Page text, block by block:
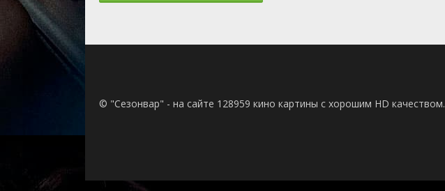
© "Сезонвар" - на сайте 128959 кино картины с хорошим HD качеством.